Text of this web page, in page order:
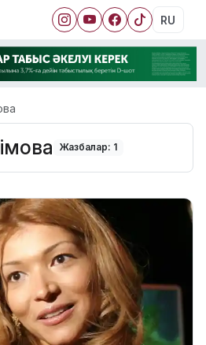
RU
Жазбалар: 1